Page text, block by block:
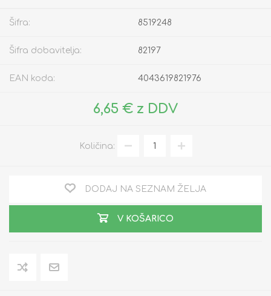
Šifra: 8519248
Šifra dobavitelja: 82197
EAN koda: 4043619821976
6,65 € z DDV
Količina:
DODAJ NA SEZNAM ŽELJA
V KOŠARICO